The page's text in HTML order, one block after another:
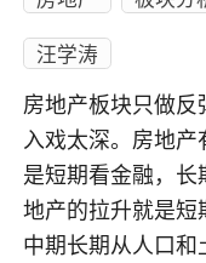
汪学涛
房地产板块只做反
入戏太深。房地
是短期看金融，长
地产的拉升就是短
中期长期从人口和